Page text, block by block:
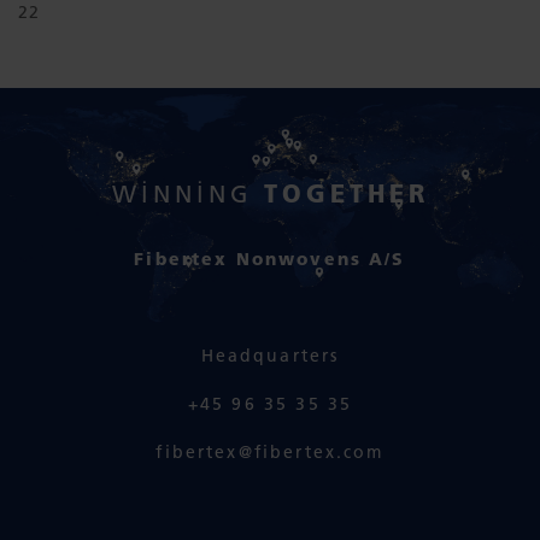
22
WINNING TOGETHER
Fibertex Nonwovens A/S
Headquarters
+45 96 35 35 35
fibertex@fibertex.com